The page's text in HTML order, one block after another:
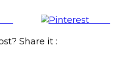
Save
Share it :